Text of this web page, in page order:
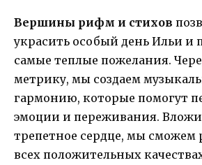
Вершины рифм и стихов
украсить особый день Ильи и
самые теплые пожелания.
метрику, мы создаем
гармонию, которые помогут
эмоции и переживания.
трепетное сердце, мы сможем
всех положительных